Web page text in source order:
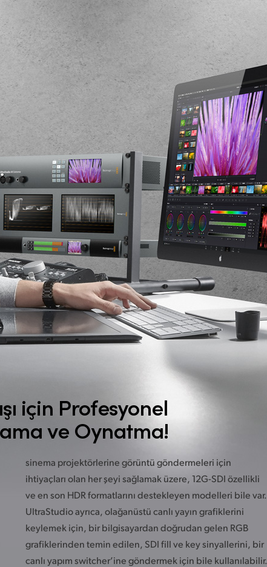
için Profesyonel
ve Oynatma!
sinema projektörlerine görüntü göndermeleri için
ihtiyaçları olan her şeyi sağlamak üzere, 12G-SDI özellikli
ve en son HDR formatlarını destekleyen modelleri bile var.
UltraStudio ayrıca, olağanüstü canlı yayın grafiklerini
keylemek için, bir bilgisayardandoğrudan gelen RGB
grafiklerindentemin edilen, SDI fill ve key sinyallerini, bir
canlı yapım switcher’inegöndermek için bile kullanılabilir.